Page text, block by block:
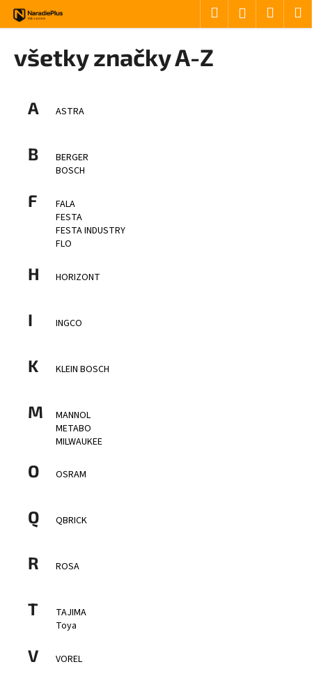
Prejsť na obsah HľadaťPrihlásenie
všetky značky A-Z
A ASTRA
B
BERGER
BOSCH
F
FALA
FESTA
FESTA INDUSTRY
FLO
H HORIZONT
I INGCO
K KLEIN BOSCH
M
MANNOL
METABO
MILWAUKEE
O OSRAM
Q QBRICK
R ROSA
T
TAJIMA
Toya
V VOREL
Košík